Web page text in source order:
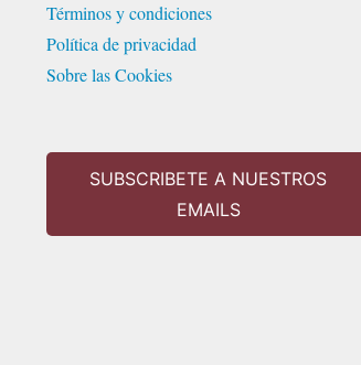
Términos y condiciones
Política de privacidad
Sobre las Cookies
SUBSCRIBETE A NUESTROS
EMAILS